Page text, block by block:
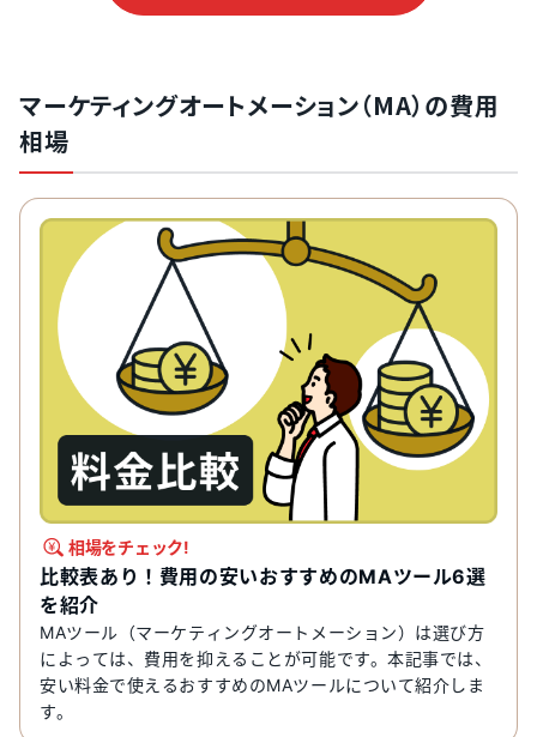
マーケティングオートメーション（MA）の費用
相場
相場をチェック!
比較表あり！費用の安いおすすめのMAツール6選
を紹介
MAツール（マーケティングオートメーション）は選び方
によっては、費用を抑えることが可能です。本記事では、
安い料金で使えるおすすめのMAツールについて紹介しま
す。